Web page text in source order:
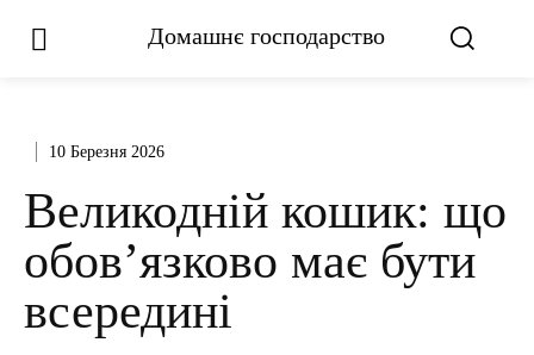
Домашнє господарство
10 Березня 2026
Великодній кошик: що
обов’язково має бути
всередині